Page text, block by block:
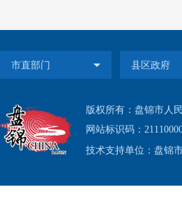
版权所有：盘锦市人
网站标识码：
技术支持单位：盘锦